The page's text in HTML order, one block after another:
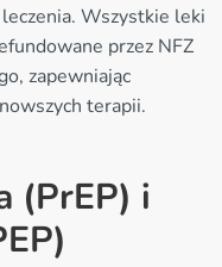
Wszystkie leki
przez NFZ
zapewniając
terapii.
(PrEP) i